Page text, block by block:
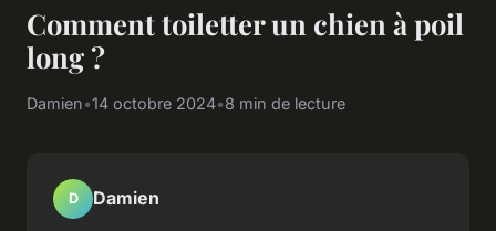
Comment toiletter un chien à poil
long ?
Damien•14 octobre 2024•8 min de lecture
D Damien